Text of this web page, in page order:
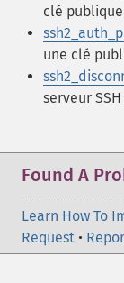
clé
une clé
serveur
Found A
Learn How To
Request •